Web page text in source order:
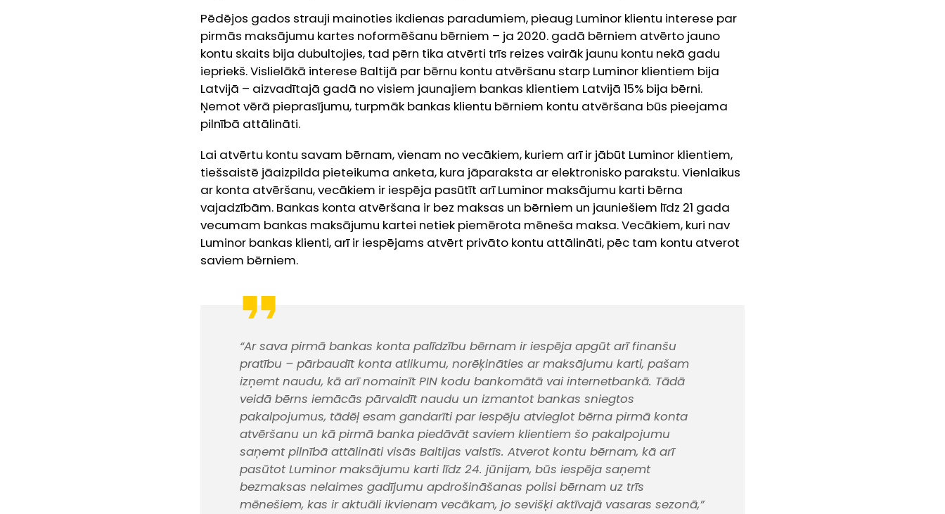
Pēdējos gados strauji mainoties ikdienas paradumiem, pieaug Luminor klientu interese par
pirmās maksājumu kartes noformēšanu bērniem – ja 2020. gadā bērniem atvērto jauno
kontu skaits bija dubultojies, tad pērn tika atvērti trīs reizes vairāk jaunu kontu nekā gadu
iepriekš. Vislielākā interese Baltijā par bērnu kontu atvēršanu starp Luminor klientiem bija
Latvijā – aizvadītajā gadā no visiem jaunajiem bankas klientiem Latvijā 15% bija bērni.
Ņemot vērā pieprasījumu, turpmāk bankas klientu bērniem kontu atvēršana būs pieejama
pilnībā attālināti.
Lai atvērtu kontu savam bērnam, vienam no vecākiem, kuriem arī ir jābūt Luminor klientiem,
tiešsaistē jāaizpilda pieteikuma anketa, kura jāparaksta ar elektronisko parakstu. Vienlaikus
ar konta atvēršanu, vecākiem ir iespēja pasūtīt arī Luminor maksājumu karti bērna
vajadzībām. Bankas konta atvēršana ir bez maksas un bērniem un jauniešiem līdz 21 gada
vecumam bankas maksājumu kartei netiek piemērota mēneša maksa. Vecākiem, kuri nav
Luminor bankas klienti, arī ir iespējams atvērt privāto kontu attālināti, pēc tam kontu atverot
saviem bērniem.
“Ar sava pirmā bankas konta palīdzību bērnam ir iespēja apgūt arī finanšu
pratību – pārbaudīt konta atlikumu, norēķināties ar maksājumu karti, pašam
izņemt naudu, kā arī nomainīt PIN kodu bankomātā vai internetbankā. Tādā
veidā bērns iemācās pārvaldīt naudu un izmantot bankas sniegtos
pakalpojumus, tādēļ esam gandarīti par iespēju atvieglot bērna pirmā konta
atvēršanu un kā pirmā banka piedāvāt saviem klientiem šo pakalpojumu
saņemt pilnībā attālināti visās Baltijas valstīs. Atverot kontu bērnam, kā arī
pasūtot Luminor maksājumu karti līdz 24. jūnijam, būs iespēja saņemt
bezmaksas nelaimes gadījumu apdrošināšanas polisi bērnam uz trīs
mēnešiem, kas ir aktuāli ikvienam vecākam, jo sevišķi aktīvajā vasaras sezonā,”